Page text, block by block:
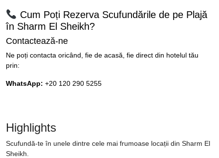
Cum Poți Rezerva Scufundările de pe Plajă
în Sharm El Sheikh?
Contactează-ne
Ne poți contacta oricând, fie de acasă, fie direct din hotelul tău
prin:
WhatsApp: +20 120 290 5255
Highlights
Scufundă-te în unele dintre cele mai frumoase locații din Sharm El
Sheikh.